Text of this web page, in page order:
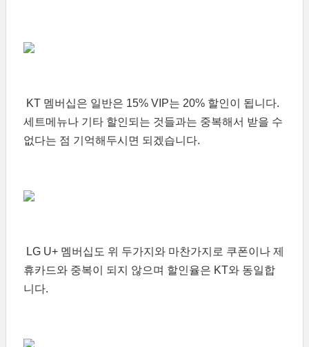
KT 멤버십은 일반은 15% VIP는 20% 할인이 됩니다.
세트메뉴나 기타 할인되는 것들과는 중복해서 받을 수
없다는 점 기억해두시면 되겠습니다.
LG U+ 멤버십도 위 두가지와 마찬가지로 쿠폰이나 제
휴카드와 중복이 되지 않으며 할인율은 KT와 동일합
니다.